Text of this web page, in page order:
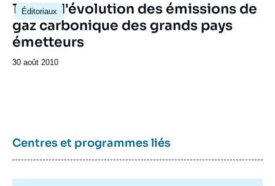
Éditoriaux
17 ans d'évolution des émissions de
gaz carbonique des grands pays
émetteurs
Date
30 août 2010
Centres et programmes liés